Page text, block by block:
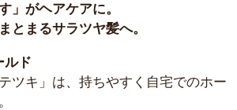
」がヘアケアに。
とまるサラツヤ髪へ。
ルド
ツキ」は、持ちやすく自宅でのホー